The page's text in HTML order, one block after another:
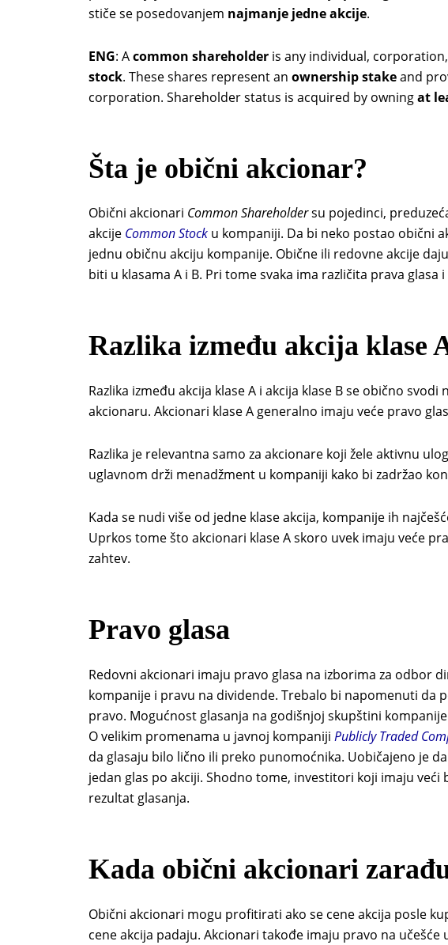
stiče se posedovanjem najmanje jedne akcije.
ENG: Acommon shareholder is any individual,
stock. These shares represent an ownership stakeand
corporation. Shareholder status is acquired by owningat
Šta je obični akcionar?
Obični akcionari Common Shareholdersu pojedinci,
akcije Common Stock u kompaniji. Da bi neko postao obični
jednu običnu akciju kompanije. Obične ili redovne akcije
biti u klasama A i B. Pri tome svaka ima različita prava glasa
Razlika između akcija klase
Razlika između akcija klase A i akcija klase B se obično
akcionaru. Akcionari klase A generalno imaju veće pravo
Razlika je relevantna samo za akcionare koji žele aktivnu
uglavnom drži menadžment u kompaniji kako bi zadržao
Kada se nudi više od jedne klase akcija, kompanije ih
Uprkos tome što akcionari klase A skoro uvek imaju veće
zahtev.
Pravo glasa
Redovni akcionari imaju pravo glasa na izborima za odbor
kompanije i pravu na dividende. Trebalo bi napomenuti da
pravo. Mogućnost glasanja na godišnjoj skupštini
O velikim promenama u javnoj kompaniji Publicly Traded
da glasaju bilo lično ili preko punomoćnika. Uobičajeno je
jedan glas po akciji. Shodno tome, investitori koji imaju veći
rezultat glasanja.
Kada obični akcionari
Obični akcionari mogu profitirati ako se cene akcija posle
cene akcija padaju. Akcionari takođe imaju pravo na